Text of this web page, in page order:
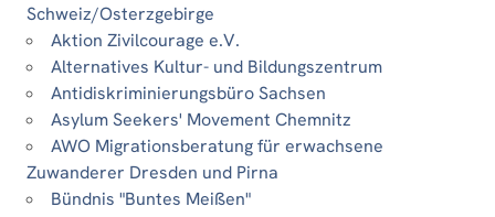
Schweiz/Osterzgebirge
Aktion Zivilcourage e.V.
Alternatives Kultur- und Bildungszentrum
Antidiskriminierungsbüro Sachsen
Asylum Seekers' Movement Chemnitz
AWO Migrationsberatung für erwachsene
Zuwanderer Dresden und Pirna
Bündnis "Buntes Meißen"